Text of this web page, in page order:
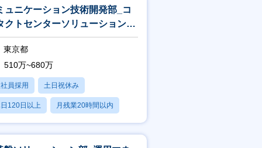
ュニケーション技術開発部_コ
クトセンターソリューショング
プ_エンジニア
東京都
510万~680万
員採用 土日祝休み
120日以上 月残業20時間以内
あり